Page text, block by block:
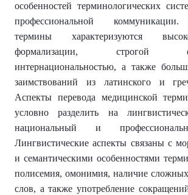
особенностей терминологических
профессиональной
термины характеризуются
формализации, строгой
интернациональностью, а также
заимствований из латинского и
Аспекты перевода медицинской
условно разделить на
национальный и
Лингвистические аспекты связаны с
и семантическими особенностями
полисемия, омонимия, наличие
слов, а также употребление